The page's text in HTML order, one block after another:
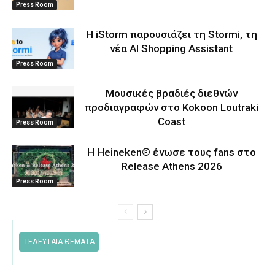
Press Room
Press Room
Η iStorm παρουσιάζει τη Stormi, τη
νέα AI Shopping Assistant
Press Room
Μουσικές βραδιές διεθνών
προδιαγραφών στο Kokoon Loutraki
Coast
Press Room
Η Heineken® ένωσε τους fans στο
Release Athens 2026
ΤΕΛΕΥΤΑΙΑ ΘΕΜΑΤΑ